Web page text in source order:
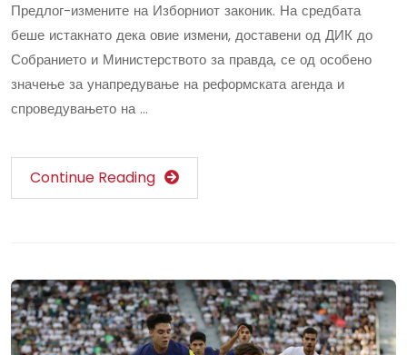
Предлог-измените на Изборниот законик. На средбата
беше истакнато дека овие измени, доставени од ДИК до
Собранието и Министерството за правда, се од особено
значење за унапредување на реформската агенда и
спроведувањето на …
Continue Reading